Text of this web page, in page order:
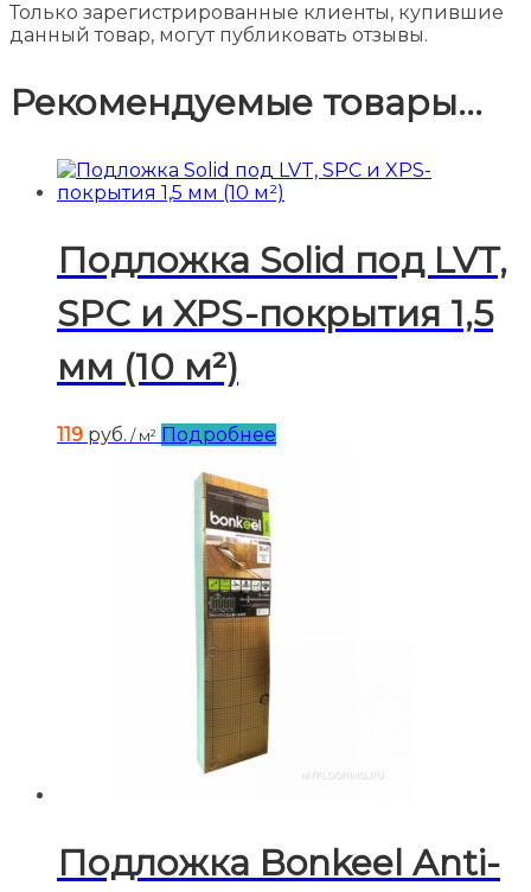
Только зарегистрированные клиенты, купившие
данный товар, могут публиковать отзывы.
Рекомендуемые товары...
Подложка Solid под LVT,
SPC и XPS-покрытия 1,5
мм (10 м²)
119 руб. / м² Подробнее
Подложка Bonkeel Anti-